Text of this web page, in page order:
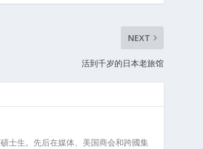
NEXT
活到千岁的日本老旅馆
士生。先后在媒体、美国商会和跨國集